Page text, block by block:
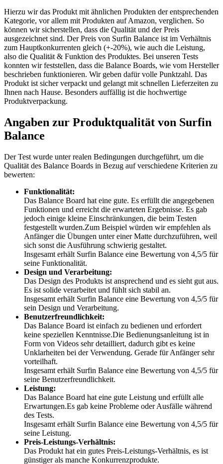
Hierzu wir das Produkt mit ähnlichen Produkten der entsprechenden
Kategorie, vor allem mit Produkten auf Amazon, verglichen. So
können wir sicherstellen, dass die Qualität und der Preis
ausgezeichnet sind. Der Preis von Surfin Balance ist im Verhältnis
zum Hauptkonkurrenten gleich (+-20%), wie auch die Leistung,
also die Qualität & Funktion des Produktes. Bei unseren Tests
konnten wir feststellen, dass die Balance Boards, wie vom Hersteller
beschrieben funktionieren. Wir geben dafür volle Punktzahl. Das
Produkt ist sicher verpackt und gelangt mit schnellen Lieferzeiten zu
Ihnen nach Hause. Besonders auffällig ist die hochwertige
Produktverpackung.
Angaben zur Produktqualität von Surfin
Balance
Der Test wurde unter realen Bedingungen durchgeführt, um die
Qualität des Balance Boards in Bezug auf verschiedene Kriterien zu
bewerten:
Funktionalität:
Das Balance Board hat eine gute. Es erfüllt die angegebenen
Funktionen und erreicht die erwarteten Ergebnisse. Es gab
jedoch einige kleine Einschränkungen, die beim Testen
festgestellt wurden.Zum Beispiel würden wir empfehlen als
Anfänger die Übungen unter einer Matte durchzuführen, weil
sich sonst die Ausführung schwierig gestaltet.
Insgesamt erhält Surfin Balance eine Bewertung von 4,5/5 für
seine Funktionalität.
Design und Verarbeitung:
Das Design des Produkts ist ansprechend und es sieht gut aus.
Es ist solide verarbeitet und fühlt sich stabil an.
Insgesamt erhält Surfin Balance eine Bewertung von 4,5/5 für
sein Design und Verarbeitung.
Benutzerfreundlichkeit:
Das Balance Board ist einfach zu bedienen und erfordert
keine speziellen Kenntnisse.Die Bedienungsanleitung ist in
Form von Videos sehr detailliert, dadurch gibt es keine
Unklarheiten bei der Verwendung. Gerade für Anfänger sehr
vorteilhaft.
Insgesamt erhält Surfin Balance eine Bewertung von 4,5/5 für
seine Benutzerfreundlichkeit.
Leistung:
Das Balance Board hat eine gute Leistung und erfüllt alle
Erwartungen.Es gab keine Probleme oder Ausfälle während
des Tests.
Insgesamt erhält Surfin Balance eine Bewertung von 4,5/5 für
seine Leistung.
Preis-Leistungs-Verhältnis:
Das Produkt hat ein gutes Preis-Leistungs-Verhältnis, es ist
günstiger als manche Konkurrenzprodukte.